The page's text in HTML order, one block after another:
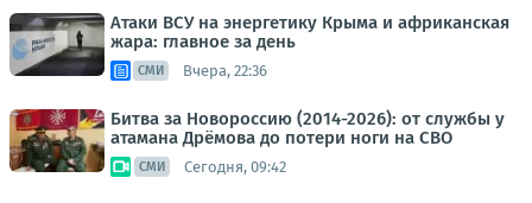
Атаки ВСУ на энергетику Крыма и африканская
жара: главное за день
СМИ Вчера, 22:36
Битва за Новороссию (2014-2026): от службы у
атамана Дрёмова до потери ноги на СВО
СМИ Сегодня, 09:42